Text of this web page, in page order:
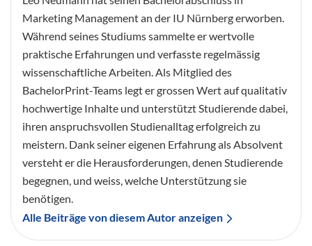
Marketing Management an der IU Nürnberg erworben.
Während seines Studiums sammelte er wertvolle
praktische Erfahrungen und verfasste regelmässig
wissenschaftliche Arbeiten. Als Mitglied des
BachelorPrint-Teams legt er grossen Wert auf qualitativ
hochwertige Inhalte und unterstützt Studierende dabei,
ihren anspruchsvollen Studienalltag erfolgreich zu
meistern. Dank seiner eigenen Erfahrung als Absolvent
versteht er die Herausforderungen, denen Studierende
begegnen, und weiss, welche Unterstützung sie
benötigen.
Alle Beiträge von diesem Autor anzeigen